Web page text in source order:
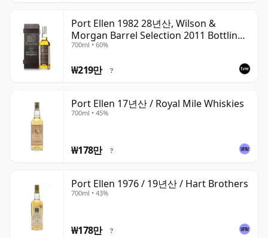
Port Ellen 1982 28년산, Wilson &
Morgan Barrel Selection 2011 Bottling
with Box
700ml • 60%
₩219만 ?
Port Ellen 17년산 / Royal Mile Whiskies
700ml • 45%
₩178만 ?
Port Ellen 1976 / 19년산 / Hart Brothers
700ml • 43%
₩178만 ?